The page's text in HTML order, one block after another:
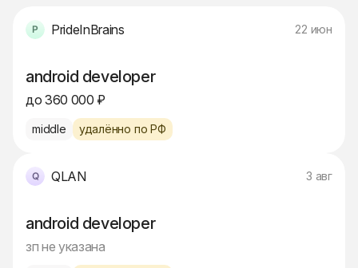
PrideInBrains 22 июн
android developer
до 360 000 ₽
middle удалённо по РФ
QLAN 3 авг
android developer
зп не указана